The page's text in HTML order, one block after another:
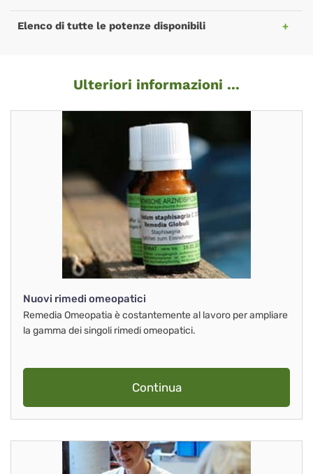
Elenco di tutte le potenze disponibili
Ulteriori informazioni ...
Nuovi rimedi omeopatici
Remedia Omeopatia è costantemente al lavoro per ampliare
la gamma dei singoli rimedi omeopatici.
Continua